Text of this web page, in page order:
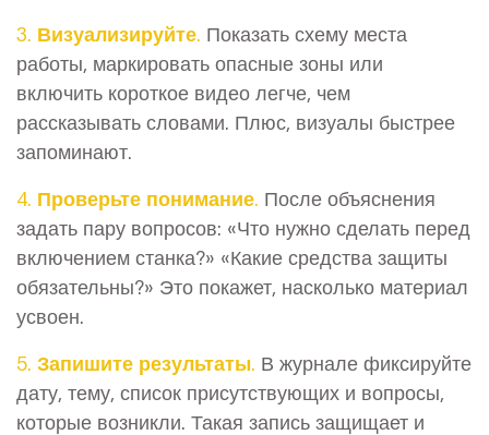
3. Визуализируйте. Показать схему места
работы, маркировать опасные зоны или
включить короткое видео легче, чем
рассказывать словами. Плюс, визуалы быстрее
запоминают.
4. Проверьте понимание. После объяснения
задать пару вопросов: «Что нужно сделать перед
включением станка?» «Какие средства защиты
обязательны?» Это покажет, насколько материал
усвоен.
5. Запишите результаты. В журнале фиксируйте
дату, тему, список присутствующих и вопросы,
которые возникли. Такая запись защищает и